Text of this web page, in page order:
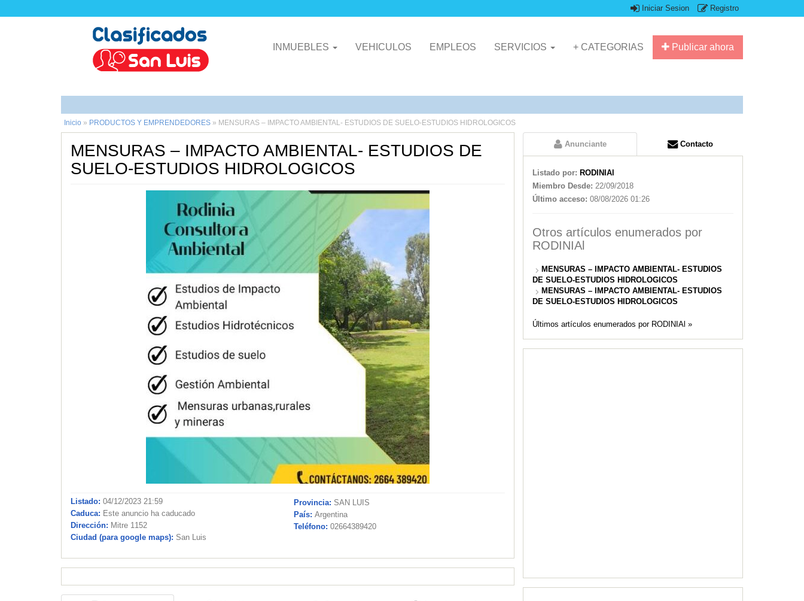
Iniciar Sesion Registro
Publicar ahora
INMUEBLES VEHICULOS EMPLEOS SERVICIOS + CATEGORIAS
Inicio » PRODUCTOS Y EMPRENDEDORES » MENSURAS – IMPACTO AMBIENTAL- ESTUDIOS DE SUELO-ESTUDIOS HIDROLOGICOS
MENSURAS – IMPACTO AMBIENTAL- ESTUDIOS DE
SUELO-ESTUDIOS HIDROLOGICOS
Listado: 04/12/2023 21:59
Caduca: Este anuncio ha caducado
Dirección: Mitre 1152
Ciudad (para google maps): San Luis
Provincia: SAN LUIS
País: Argentina
Teléfono: 02664389420
Anunciante Contacto
Listado por: RODINIAl
Miembro Desde: 22/09/2018
Último acceso: 08/08/2026 01:26
Otros artículos enumerados por
RODINIAl
MENSURAS – IMPACTO AMBIENTAL- ESTUDIOS
DE SUELO-ESTUDIOS HIDROLOGICOS
MENSURAS – IMPACTO AMBIENTAL- ESTUDIOS
DE SUELO-ESTUDIOS HIDROLOGICOS
Últimos artículos enumerados por RODINIAl »